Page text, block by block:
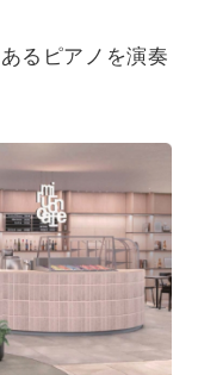
方へ
るピアノを演奏